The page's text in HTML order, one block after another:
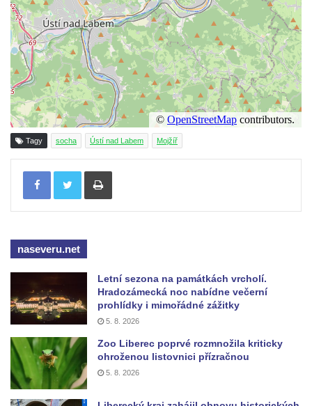
nádvoří kláštera dominikánů v Českých
Budějovicích
Socha svatého Zachariáše na nádvoří
kláštera dominikánů v Českých
Budějovicích
Socha svatého Josefa na nádvoří kláštera
dominikánů v Českých Budějovicích
dominikánů v Českých Budějovicích
Socha svatého Dominika na nádvoří
kláštera dominikánů v Českých
Sousoší Kalvárie před klášterem
Socha svatého Václava u pramene v
Semilech
Pamětní deska Tomáše Garrigue Masaryka
na radnici v Českých Budějovicích
Pamětní deska na biskupské rezidenci v
Tagy socha Ústí nad Labem Mojžíř
Tisknout
naseveru.net
Letní sezona na památkách vrcholí.
Hradozámecká noc nabídne večerní
prohlídky i mimořádné zážitky
5. 8. 2026
Zoo Liberec poprvé rozmnožila kriticky
ohroženou listovnici přízračnou
5. 8. 2026